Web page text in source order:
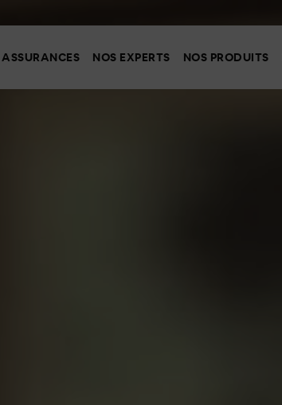
ASSURANCES NOS EXPERTS NOS PRODUITS